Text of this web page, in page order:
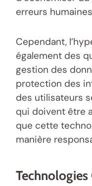
erreurs
Cependant,
également des
gestion des
protection des
des utilisateurs
qui doivent être
que cette
manière